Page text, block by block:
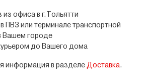
офиса в г.Тольятти
в ПВЗ или терминале транспортной
Вашем городе
до Вашего дома
информация в разделе Доставка.